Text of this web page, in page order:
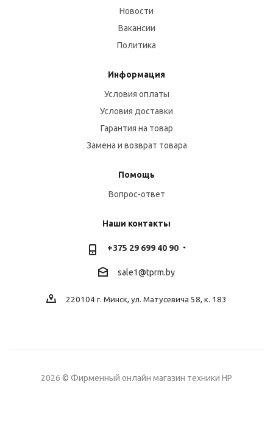
Новости
Вакансии
Политика
Информация
Условия оплаты
Условия доставки
Гарантия на товар
Замена и возврат товара
Помощь
Вопрос-ответ
Наши контакты
+375 29 699 40 90
sale1@tprm.by
220104 г. Минск, ул. Матусевича 58, к. 183
2026 © Фирменный онлайн магазин техники HP